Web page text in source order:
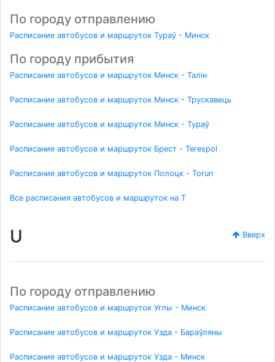
По городу отправлению
Расписание автобусов и маршруток Тураў - Минск
По городу прибытия
Расписание автобусов и маршруток Минск - Талін
Расписание автобусов и маршруток Минск - Трускавець
Расписание автобусов и маршруток Минск - Тураў
Расписание автобусов и маршруток Брест - Terespol
Расписание автобусов и маршруток Полоцк - Torun
Все расписания автобусов и маршруток на T
U Вверх
По городу отправлению
Расписание автобусов и маршруток Углы - Минск
Расписание автобусов и маршруток Узда - Бараўляны
Расписание автобусов и маршруток Узда - Минск